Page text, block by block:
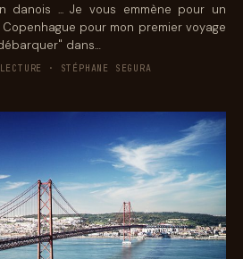
danois ... Je vous emmène pour un
pour mon premier voyage
dans…
· STÉPHANE SEGURA